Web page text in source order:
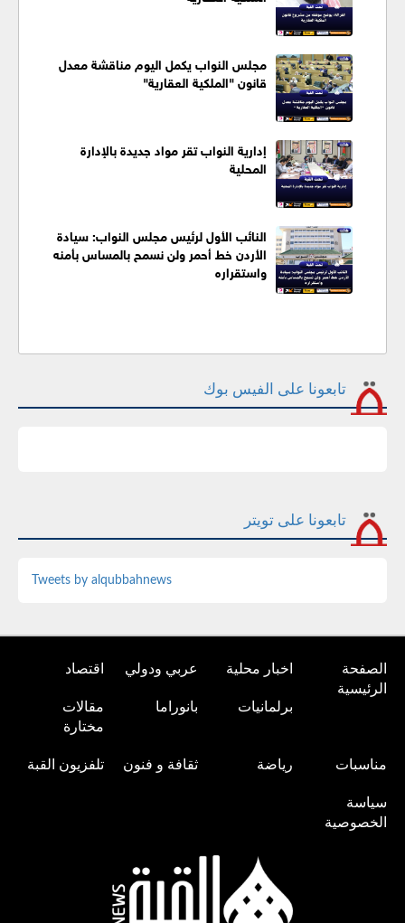
مجلس النواب يكمل اليوم مناقشة معدل
قانون "الملكية العقارية"
إدارية النواب تقر مواد جديدة بالإدارة
المحلية
النائب الأول لرئيس مجلس النواب: سيادة
الأردن خط أحمر ولن نسمح بالمساس بأمنه
واستقراره
تابعونا على الفيس بوك
تابعونا على تويتر
Tweets by alqubbahnews
الصفحة
الرئيسية
اخبار محلية عربي ودولي اقتصاد
برلمانيات بانوراما
مقالات
مختارة
مناسبات رياضة ثقافة و فنون تلفزيون القبة
سياسة
الخصوصية